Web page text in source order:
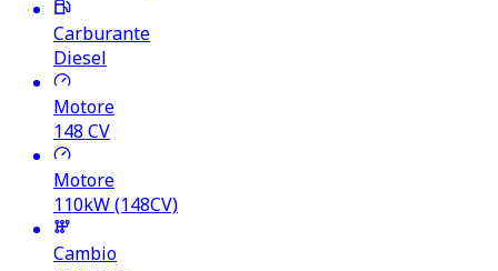
Carburante
Diesel
Motore
148 CV
Motore
110kW (148CV)
Cambio